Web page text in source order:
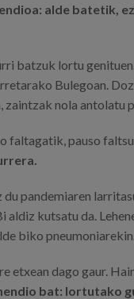
alde batetik,
batzuk lortu
Bulegoan.
zaintzak nola antolatu
faltagatik, pauso
pandemiaren
kutsatu da.
biko
dago gaur.
bat: lortutako